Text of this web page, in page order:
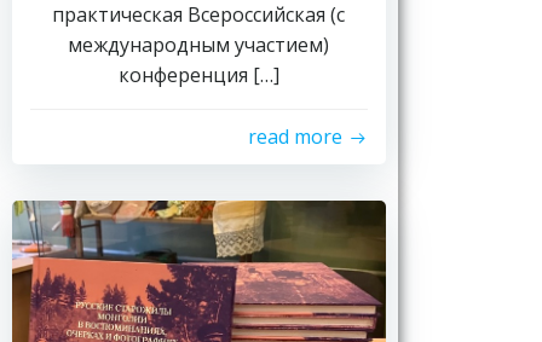
практическая Всероссийская (с
международным участием)
конференция […]
read more